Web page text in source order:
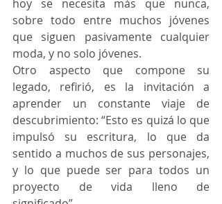
hoy se necesita más que nunca,
sobre todo entre muchos jóvenes
que siguen pasivamente cualquier
moda, y no solo jóvenes.
Otro aspecto que compone su
legado, refirió, es la invitación a
aprender un constante viaje de
descubrimiento: “Esto es quizá lo que
impulsó su escritura, lo que da
sentido a muchos de sus personajes,
y lo que puede ser para todos un
proyecto de vida lleno de